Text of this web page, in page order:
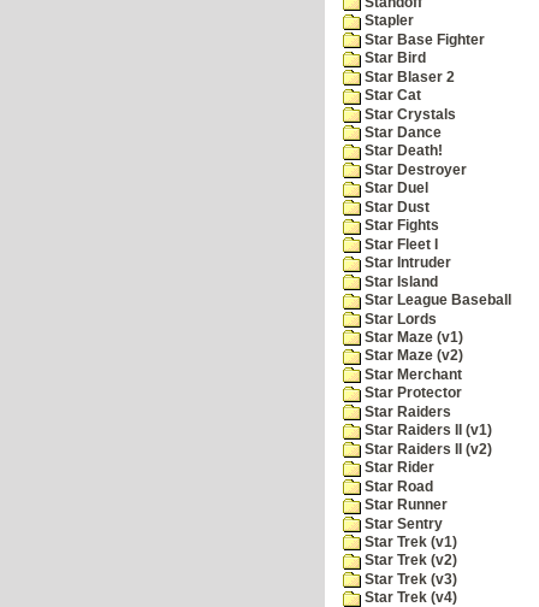
Stapler
Star Base Fighter
Star Bird
Star Blaser 2
Star Cat
Star Crystals
Star Dance
Star Death!
Star Destroyer
Star Duel
Star Dust
Star Fights
Star Fleet I
Star Intruder
Star Island
Star League Baseball
Star Lords
Star Maze (v1)
Star Maze (v2)
Star Merchant
Star Protector
Star Raiders
Star Raiders II (v1)
Star Raiders II (v2)
Star Rider
Star Road
Star Runner
Star Sentry
Star Trek (v1)
Star Trek (v2)
Star Trek (v3)
Star Trek (v4)